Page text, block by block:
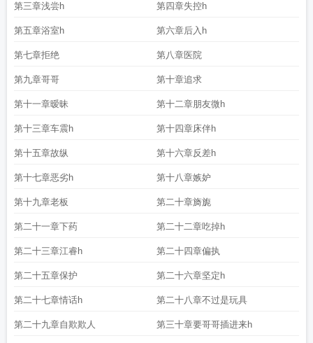
第三章浅尝h 第四章失控h
第五章浴室h 第六章后入h
第七章拒绝 第八章医院
第九章哥哥 第十章追求
第十一章暧昧 第十二章朋友微h
第十三章车震h 第十四章床伴h
第十五章故纵 第十六章反差h
第十七章恶劣h 第十八章嫉妒
第十九章老板 第二十章旖旎
第二十一章下药 第二十二章吃掉h
第二十三章江睿h 第二十四章偏执
第二十五章保护 第二十六章坚定h
第二十七章情话h 第二十八章不过是玩具
第二十九章自欺欺人 第三十章要哥哥插进来h